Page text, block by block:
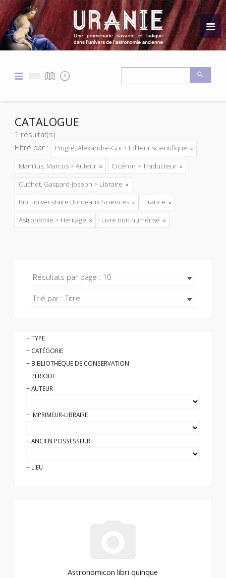
CATALOGUE
1 résultat(s)
Filtré par :
Pingré, Alexandre-Gui > Editeur scientifique
Manilius, Marcus > Auteur
Cicéron > Traducteur
Cuchet, Gaspard-Joseph > Libraire
Bib. universitaire Bordeaux Sciences
France
Astronomie > Héritage
Livre non numérisé
Résultats par page : 10
Trié par : Titre
Astronomicon libri quinque
TYPE
CATÉGORIE
BIBLIOTHÈQUE DE CONSERVATION
PÉRIODE
AUTEUR
IMPRIMEUR-LIBRAIRE
ANCIEN POSSESSEUR
LIEU